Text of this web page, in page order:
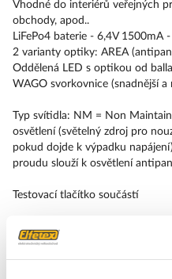
Vhodné do interiérů veřejných
obchody, apod..
LiFePo4 baterie - 6,4V 1500mA
2 varianty optiky: AREA
Oddělená LED s optikou od
WAGO svorkovnice (snadnější a
Typ svítidla: NM = Non
osvětlení (světelný zdroj pro
pokud dojde k výpadku
proudu slouží k osvětlení
Testovací tlačítko součástí